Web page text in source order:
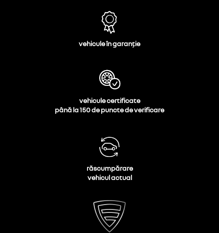
vehicule în garanție
vehicule certificate
până la 150 de puncte de verificare
răscumpărare
vehicul actual